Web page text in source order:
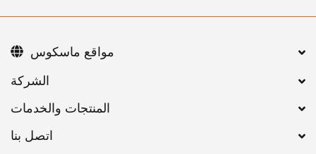
اتصل بنا
مواقع ماسكوس